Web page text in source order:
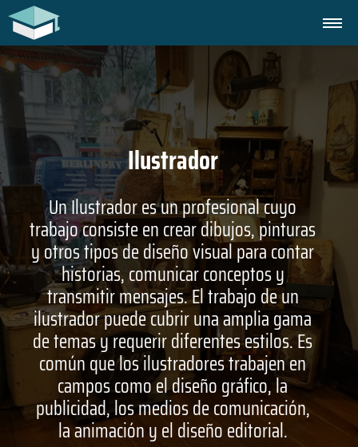
Ilustrador
Un Ilustrador es un profesional cuyo
trabajo consiste en crear dibujos, pinturas
y otros tipos de diseño visual para contar
historias, comunicar conceptos y
transmitir mensajes. El trabajo de un
ilustrador puede cubrir una amplia gama
de temas y requerir diferentes estilos. Es
común que los ilustradores trabajen en
campos como el diseño gráfico, la
publicidad, los medios de comunicación,
la animación y el diseño editorial.